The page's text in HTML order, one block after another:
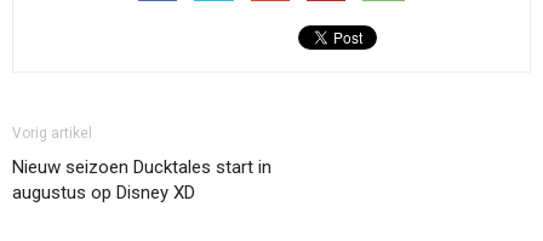
Vorig artikel
Nieuw seizoen Ducktales start in
augustus op Disney XD